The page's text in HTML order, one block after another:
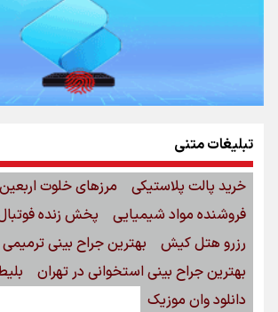
تبلیغات متنی
خرید پالت پلاستیکی
مرزهای خلوت اربعین
فروشنده مواد شیمیایی
پخش زنده
رزرو هتل کیش
بهترین جراح بینی ترمیمی
بهترین جراح بینی استخوانی در تهران
دانلود وان موزیک